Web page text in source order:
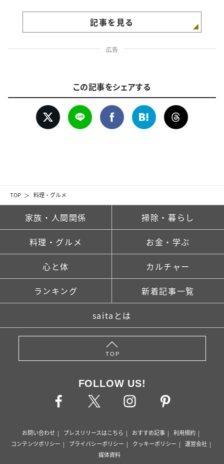
TOP 料理・グルメ
記事を見る
広告
この記事をシェアする
家族・人間関係 掃除・暮らし
料理・グルメ お金・学ぶ
心と体 カルチャー
ランキング 新着記事一覧
saitaとは
TOP
FOLLOW US!
お問い合わせ プレスリリースはこちら おすすめ記事
利用規約
コンテンツポリシー
プライバシーポリシー クッキーポリシー
運営会社
媒体資料